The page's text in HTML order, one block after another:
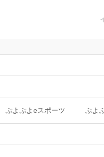
ぷよぷよeスポーツ ぷよ